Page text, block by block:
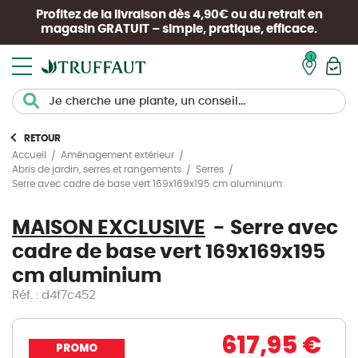
Profitez de la livraison dès 4,90€ ou du retrait en
magasin GRATUIT – simple, pratique, efficace.
RETOUR
Accueil
Aménagement extérieur
Abris de jardin, serres et rangements
Serres
Serre avec cadre de base vert 169x169x195 cm aluminium
MAISON EXCLUSIVE
Serre avec
cadre de base vert 169x169x195
cm aluminium
Réf. : d4f7c452
PROMO 617,95 €